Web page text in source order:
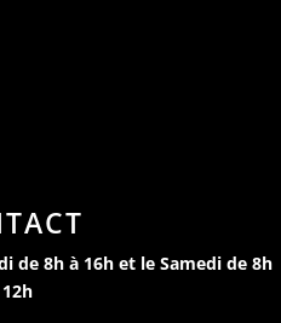
de 8h à 16h et le Samedi de 8h